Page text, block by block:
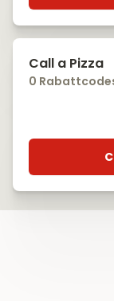
Call a Pizza
0